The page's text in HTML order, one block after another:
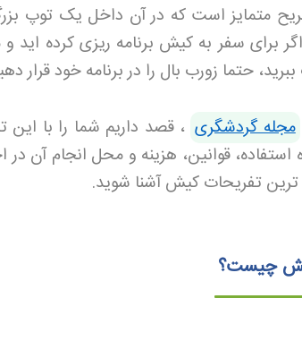
متمایز است که در آن داخل یک توپ
برای سفر به کیش برنامه ریزی کرده اید
حتما زورب بال را در برنامه خود قرار
مجله گردشگری ، قصد داریم شما را با این
استفاده، قوانین، هزینه و محل انجام آن در
تفریحات کیش آشنا شوید.
چیست؟